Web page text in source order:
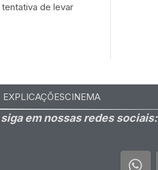
de levar
CINEMA
em nossas redes sociais: